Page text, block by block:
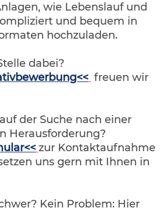
wie Lebenslauf und
und bequem in
hochzuladen.
dabei?
freuen wir
der Suche nach einer
Herausforderung?
zur Kontaktaufnahme
uns gern mit Ihnen in
Kein Problem: Hier